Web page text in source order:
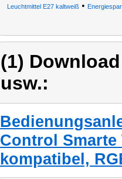
Leuchtmittel E27 kaltweiß •
(1)
usw.:
Control Smarte
kompatibel,